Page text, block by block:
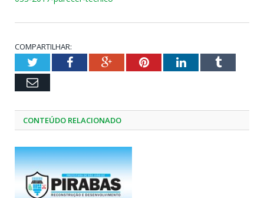
COMPARTILHAR:
TwitterFacebookGoogle+PinterestLinkedInTumblr
Email
CONTEÚDO RELACIONADO